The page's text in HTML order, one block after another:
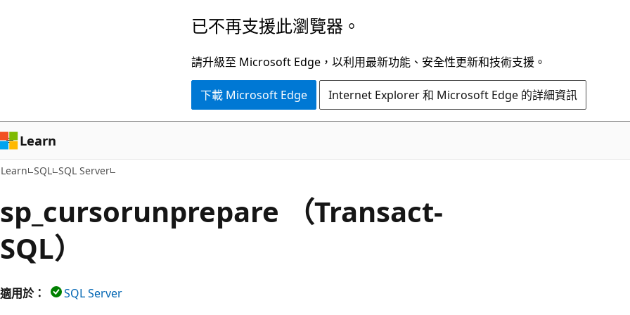
容
已不再支援此瀏覽器。
請升級至 Microsoft Edge，以利用最新功能、安全性更新和技術支援。
下載 Microsoft Edge Internet Explorer 和 Microsoft Edge 的詳細資訊
Learn
Learn SQL SQL Server
sp_cursorunprepare （Transact-
SQL）
適用於： SQL Server